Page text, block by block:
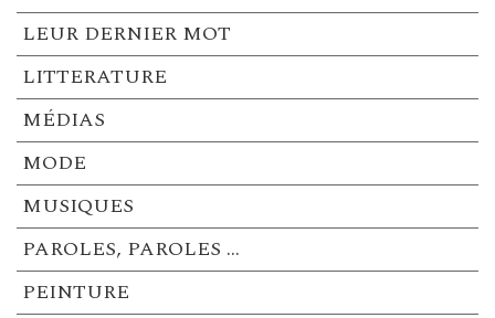
LEUR DERNIER MOT
LITTERATURE
MÉDIAS
MODE
MUSIQUES
PAROLES, PAROLES …
PEINTURE